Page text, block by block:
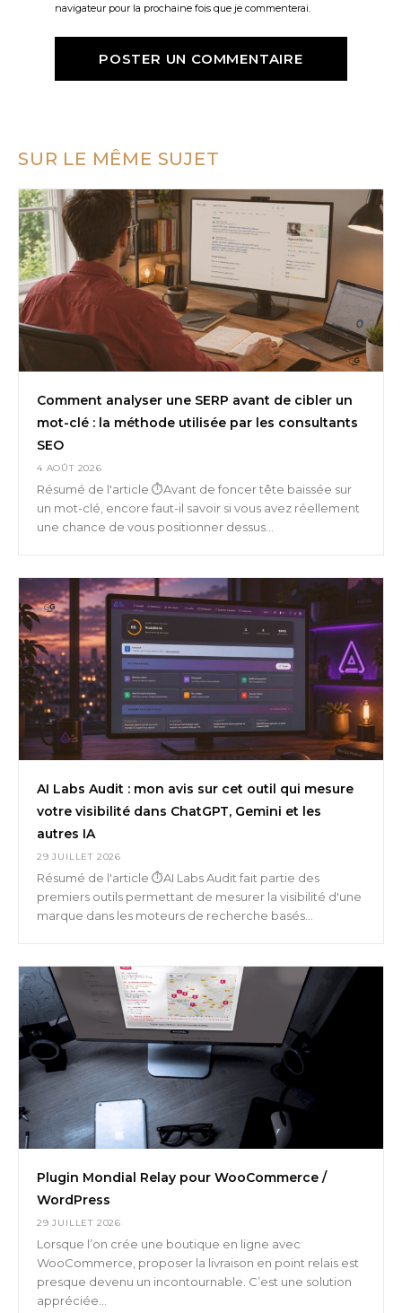
navigateur pour la prochaine fois que je commenterai.
SUR LE MÊME SUJET
Comment analyser une SERP avant de cibler un
mot-clé : la méthode utilisée par les consultants
SEO
4 AOÛT 2026
Résumé de l'article ⏱️Avant de foncer tête baissée sur
un mot-clé, encore faut-il savoir si vous avez réellement
une chance de vous positionner dessus...
AI Labs Audit : mon avis sur cet outil qui mesure
votre visibilité dans ChatGPT, Gemini et les
autres IA
29 JUILLET 2026
Résumé de l'article ⏱️AI Labs Audit fait partie des
premiers outils permettant de mesurer la visibilité d'une
marque dans les moteurs de recherche basés...
Plugin Mondial Relay pour WooCommerce /
WordPress
29 JUILLET 2026
Lorsque l’on crée une boutique en ligne avec
WooCommerce, proposer la livraison en point relais est
presque devenu un incontournable. C’est une solution
appréciée...